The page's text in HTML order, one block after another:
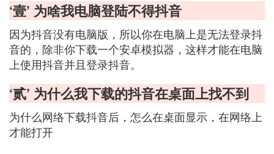
‘壹’ 为啥我电脑登陆不得抖音
因为抖音没有电脑版，所以你在电脑上是无法登录抖
音的，除非你下载一个安卓模拟器，这样才能在电脑
上使用抖音并且登录抖音。
‘贰’ 为什么我下载的抖音在桌面上找不到
为什么网络下载抖音后，怎么在桌面显示，在网络上
才能打开